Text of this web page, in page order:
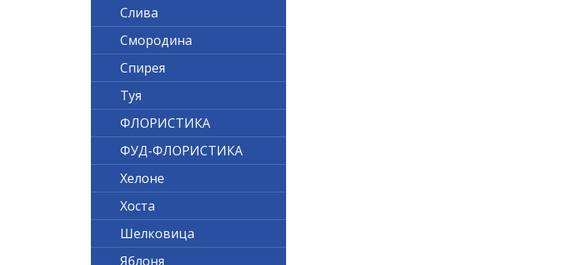
Слива
Смородина
Спирея
Туя
ФЛОРИСТИКА
ФУД-ФЛОРИСТИКА
Хелоне
Хоста
Шелковица
Яблоня